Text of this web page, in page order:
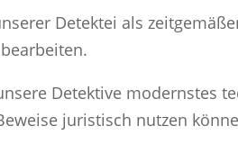
Detektei als
Detektive modernstes
juristisch nutzen